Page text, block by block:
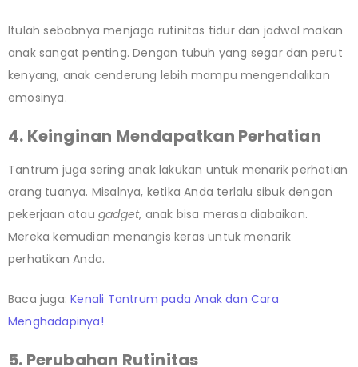
Itulah sebabnya menjaga rutinitas tidur dan jadwal makan
anak sangat penting. Dengan tubuh yang segar dan perut
kenyang, anak cenderung lebih mampu mengendalikan
emosinya.
4. Keinginan Mendapatkan Perhatian
Tantrum juga sering anak lakukan untuk menarik perhatian
orang tuanya. Misalnya, ketika Anda terlalu sibuk dengan
pekerjaan atau gadget, anak bisa merasa diabaikan.
Mereka kemudian menangis keras untuk menarik
perhatikan Anda.
Baca juga:Kenali Tantrum pada Anak dan Cara
Menghadapinya!
5. Perubahan Rutinitas